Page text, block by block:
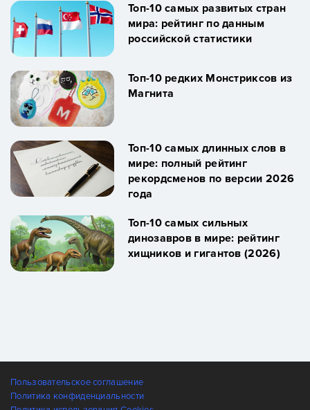
Топ-10 самых развитых стран
мира: рейтинг по данным
российской статистики
Топ-10 редких Монстриксов из
Магнита
Топ-10 самых длинных слов в
мире: полный рейтинг
рекордсменов по версии 2026
года
Топ-10 самых сильных
динозавров в мире: рейтинг
хищников и гигантов (2026)
Пользовательское соглашение
Политика конфиденциальности